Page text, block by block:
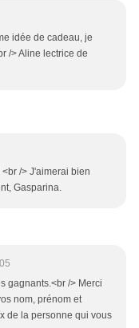
idée de cadeau, je
/> Aline lectrice de
/> J'aimerai bien
Gasparina.
gagnants.<br /> Merci
nom, prénom et
de la personne qui vous